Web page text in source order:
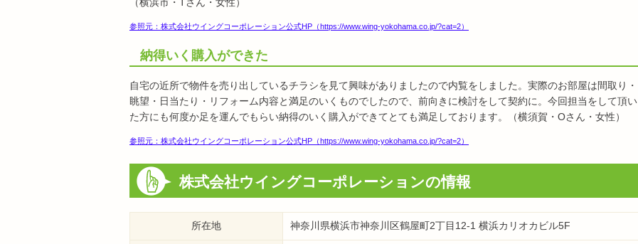
参照元：株式会社ウイングコーポレーション公式HP（https://www.wing-yokohama.co.jp/?cat=2）
納得いく購入ができた
自宅の近所で物件を売り出しているチラシを見て興味がありましたので内覧をしました。実際のお部屋は間取り・
眺望・日当たり・リフォーム内容と満足のいくものでしたので、前向きに検討をして契約に。今回担当をして頂い
た方にも何度か足を運んでもらい納得のいく購入ができてとても満足しております。（横須賀・Oさん・女性）
参照元：株式会社ウイングコーポレーション公式HP（https://www.wing-yokohama.co.jp/?cat=2）
株式会社ウイングコーポレーションの情報
所在地 神奈川県横浜市神奈川区鶴屋町2丁目12-1 横浜カリオカビル5F